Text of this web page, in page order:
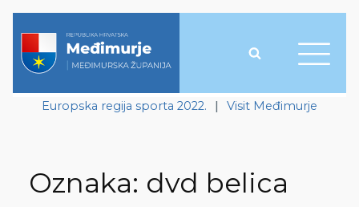
Europska regija sporta 2022. | Visit Međimurje
Oznaka: dvd belica